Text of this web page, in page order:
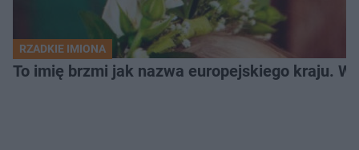
RZADKIE IMIONA
To imię brzmi jak nazwa europejskiego kraju.